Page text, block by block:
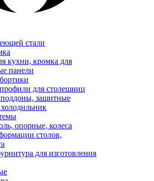
стали
кухни, кромка для
панели
для столешниц
защитные
опорные, колеса
столов,
для изготовления